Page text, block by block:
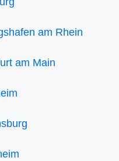
am Rhein
am Main